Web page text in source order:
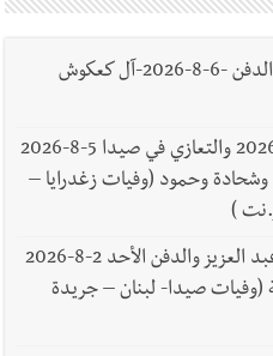
وفاة الحاجة رقية محمد حمودة -الدفن -6-8-2026-آل كعكوش
وفاة مصطفى محمد موسى 3-8-2026 والتعازي في صيدا 5-8-2026
وحمود (وفيات زغدرايا –
)
وفاة الشاب موسى محمد خلف عبد العزيز والدفن الأحد 2-8-2026
(وفيات صيدا- لبنان – جريدة